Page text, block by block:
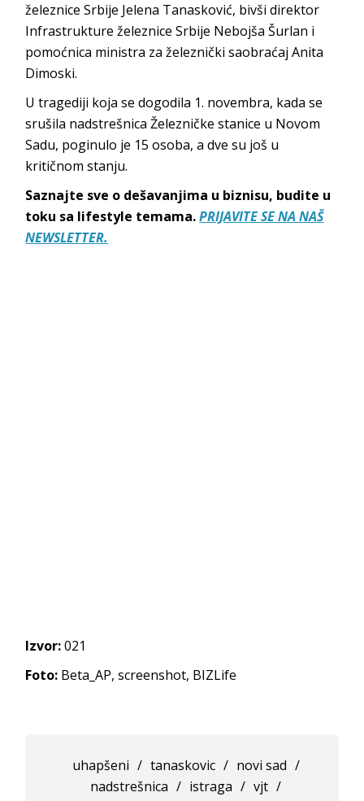
železnice Srbije Jelena Tanasković, bivši direktor
Infrastrukture železnice Srbije Nebojša Šurlan i
pomoćnica ministra za železnički saobraćaj Anita
Dimoski.
U tragediji koja se dogodila 1. novembra, kada se
srušila nadstrešnica Železničke stanice u Novom
Sadu, poginulo je 15 osoba, a dve su još u
kritičnom stanju.
Saznajte sve o dešavanjima u biznisu, budite u
toku sa lifestyle temama.PRIJAVITE SE NA NAŠ
NEWSLETTER.
Izvor:021
Foto: Beta_AP, screenshot, BIZLife
uhapšeni / tanaskovic / novi sad /
nadstrešnica / istraga / vjt /